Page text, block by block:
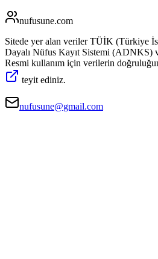
nufusune.com
Sitede yer alan veriler TÜİK (Türkiye
Dayalı Nüfus Kayıt Sistemi (ADNKS)
Resmi kullanım için verilerin
teyit ediniz.
nufusune@gmail.com